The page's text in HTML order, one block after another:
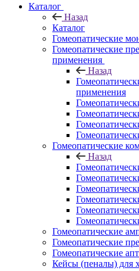
Каталог
Назад
Каталог
Гомеопатические
Гомеопатические
применения
Назад
применения
Гомеопатические
Назад
Гомеопатические
Гомеопатические
Гомеопатические
Кейсы (пеналы) для